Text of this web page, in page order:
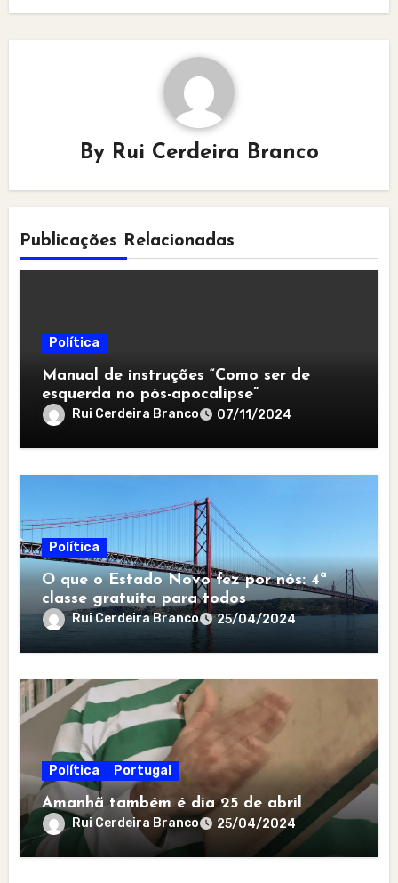
By Rui Cerdeira Branco
Publicações Relacionadas
Política
Manual de instruções “Como ser de
esquerda no pós-apocalipse”
Rui Cerdeira Branco 07/11/2024
Política
O que o Estado Novo fez por nós: 4ª
classe gratuita para todos
Rui Cerdeira Branco 25/04/2024
Política Portugal
Amanhã também é dia 25 de abril
Rui Cerdeira Branco 25/04/2024